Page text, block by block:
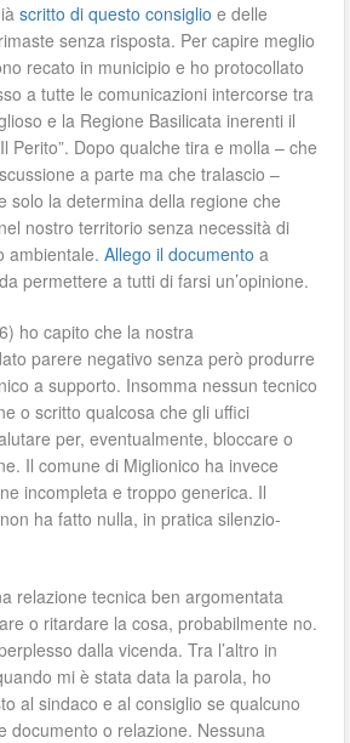
scritto di questo consiglio e delle
senza risposta. Per capire meglio
recato in municipio e ho protocollato
a tutte le comunicazioni intercorse tra
e la Regione Basilicata inerenti il
Perito”. Dopo qualche tira e molla – che
a parte ma che tralascio –
solo la determina della regione che
nostro territorio senza necessità di
ambientale.Allego il documento a
permettere a tutti di farsi un’opinione.
ho capito che la nostra
parere negativo senza però produrre
a supporto. Insomma nessun tecnico
o scritto qualcosa che gli uffici
per, eventualmente, bloccare o
Il comune di Miglionico ha invece
incompleta e troppo generica. Il
ha fatto nulla, in pratica silenzio-
relazione tecnica ben argomentata
o ritardare la cosa, probabilmente no.
dalla vicenda. Tra l’altro in
mi è stata data la parola, ho
al sindaco e al consiglio se qualcuno
documento o relazione. Nessuna